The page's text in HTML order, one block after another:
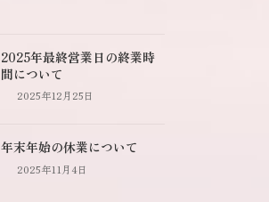
2025年最終営業日の終業時
間について
2025年12月25日
年末年始の休業について
2025年11月4日